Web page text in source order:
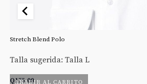
AÑADIR AL CARRITO
Stretch Blend Polo
Talla sugerida: Talla L
Q175.00